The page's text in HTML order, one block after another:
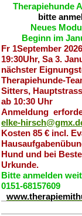
Therapiehunde
bitte
Neues
Beginn im
Fr 1September
19:30Uhr, Sa 3.
nächster
Therapiehunde-
Sitters,
ab 10:30 Uhr
Anmeldung
elke-
Kosten 85 € incl.
Hund und bei
Urkunde.
Bitte anmelden
0151-68157609